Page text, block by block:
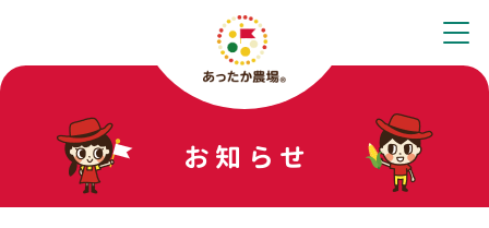
お知らせ